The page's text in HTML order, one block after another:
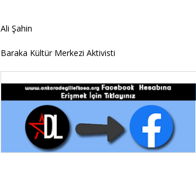
Ali Şahin
Baraka Kültür Merkezi Aktivisti